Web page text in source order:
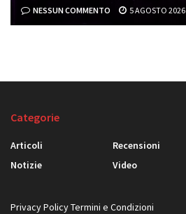
NESSUN COMMENTO 5 AGOSTO 2026
Categorie
Articoli
Notizie
Recensioni
Video
Privacy PolicyTermini e Condizioni